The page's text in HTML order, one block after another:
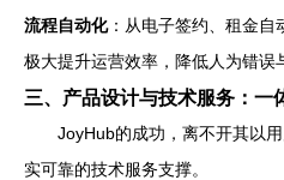
流程自动化：从电子签约、租金自
极大提升运营效率，降低人为错误
三、产品设计与技术服务：一
JoyHub的成功，离不开其以
实可靠的技术服务支撑。